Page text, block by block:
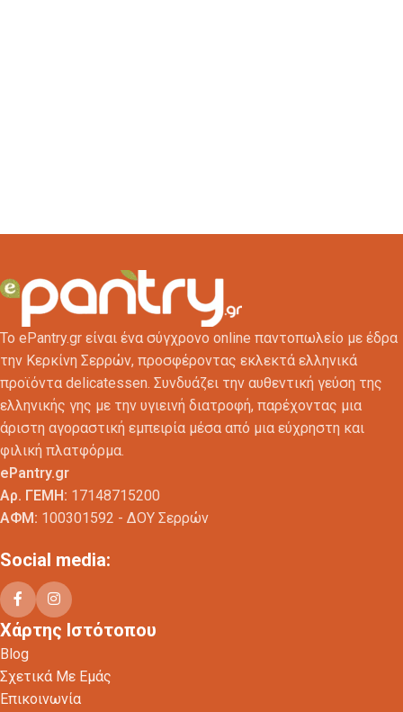
Το ePantry.gr είναι ένα σύγχρονο online παντοπωλείο με έδρα
την Κερκίνη Σερρών, προσφέροντας εκλεκτά ελληνικά
προϊόντα delicatessen. Συνδυάζει την αυθεντική γεύση της
ελληνικής γης με την υγιεινή διατροφή, παρέχοντας μια
άριστη αγοραστική εμπειρία μέσα από μια εύχρηστη και
φιλική πλατφόρμα.
ePantry.gr
Αρ. ΓΕΜΗ: 17148715200
ΑΦΜ: 100301592 - ΔΟΥ Σερρών
Social media:
Χάρτης Ιστότοπου
Blog
Σχετικά Με Εμάς
Επικοινωνία